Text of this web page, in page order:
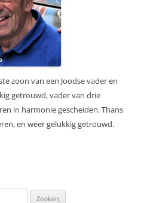
zoon van een Joodse vader en
getrouwd, vader van drie
in harmonie gescheiden. Thans
en weer gelukkig getrouwd.